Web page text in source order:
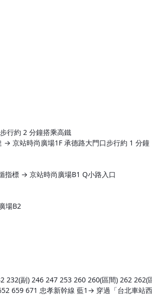
行約 2 分鐘搭乘高鐵
京站時尚廣場1F 承德路大門口步行約 1 分鐘
指標 → 京站時尚廣場B1 Q小路入口
場B2
232(副) 246 247 253 260 260(區間) 262 262(
659 671 忠孝新幹線 藍1→ 穿過「台北車站